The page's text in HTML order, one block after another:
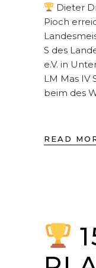
Dieter
Pioch
S des
e.V. in
LM Mas IV
beim des
READ